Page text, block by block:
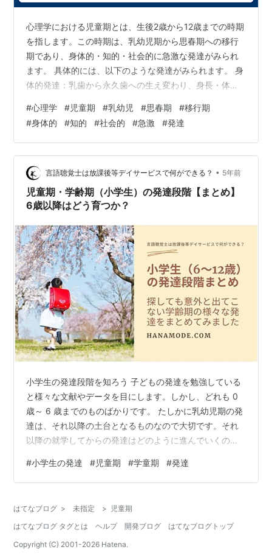
心理学における児童期とは、生後2歳から12歳までの時期
を指します。この時期は、乳幼児期から思春期への移行
期であり、身体的・知的・社会的に急激な発達がみられ
ます。 具体的には、以下のような発達がみられます。 身
体的発達：乳歯から永久歯への生え変わり、身長・体重
考力・理解力の向上、学習能力の向上など社会的発達：
親や家族から友人や教師へと中心となる人間関係の変
化、社会性や協調性の向上など児童期は、その後の人生
に大きな影響を及ぼす時期です。この時期に適切な経験
や教育を受けることで、健全な心身の発達を促すことが
できます。 児童期の発達に影響を与える要因と…
#心理学 #児童期 #乳幼児 #思春期 #移行期
#身体的 #知的 #社会的 #急激 #発達
言語聴覚士は放課後等デイサービスで何ができる？ • 5年前
児童期・学齢期（小学生）の発達段階【まとめ】
6歳以降はどう育つか？
小学生の発達段階を知ろう 子どもの発達を勉強している
と様々な文献やデータを目にします。しかし、どれも 0
歳～ 6 歳までのものばかりです。 たしかに乳幼児期の発
達は、それ以降の土台となるものなので大切です。それ
以降の就学してからの発達はどのように進んでいくので
ます。 小学生の発達段階を知ろう 小学生の「○○時期」
とは？ ギャングエイジ？ ギャングエイジっていつまで続
階 ことば（言語発達） 音韻意識の発達 気持ち・対人
（社会性の発達） 自分と他者への意識 判断基準の獲得
からだ（身長＆体重の…
#小学生の発達 #児童期 #学童期 #発達
はてなブログ > 未指定 > 児童期
はてなブログ タグとは
ヘルプ 開発ブログ
はてなブログトップ
Copyright (C) 2001-2026 Hatena.